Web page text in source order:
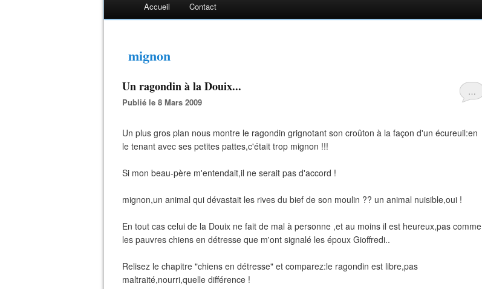
Accueil Contact
mignon
…
Un ragondin à la Douix...
Publié le 8 Mars 2009
Un plus gros plan nous montre le ragondin grignotant son croûton à la façon d'un écureuil:en
le tenant avec ses petites pattes,c'était trop mignon !!!
Si mon beau-père m'entendait,il ne serait pas d'accord !
mignon,un animal qui dévastait les rives du bief de son moulin ?? un animal nuisible,oui !
En tout cas celui de la Douix ne fait de mal à personne ,et au moins il est heureux,pas comme
les pauvres chiens en détresse que m'ont signalé les époux Gioffredi..
Relisez le chapitre "chiens en détresse" et comparez:le ragondin est libre,pas
maltraité,nourri,quelle différence !